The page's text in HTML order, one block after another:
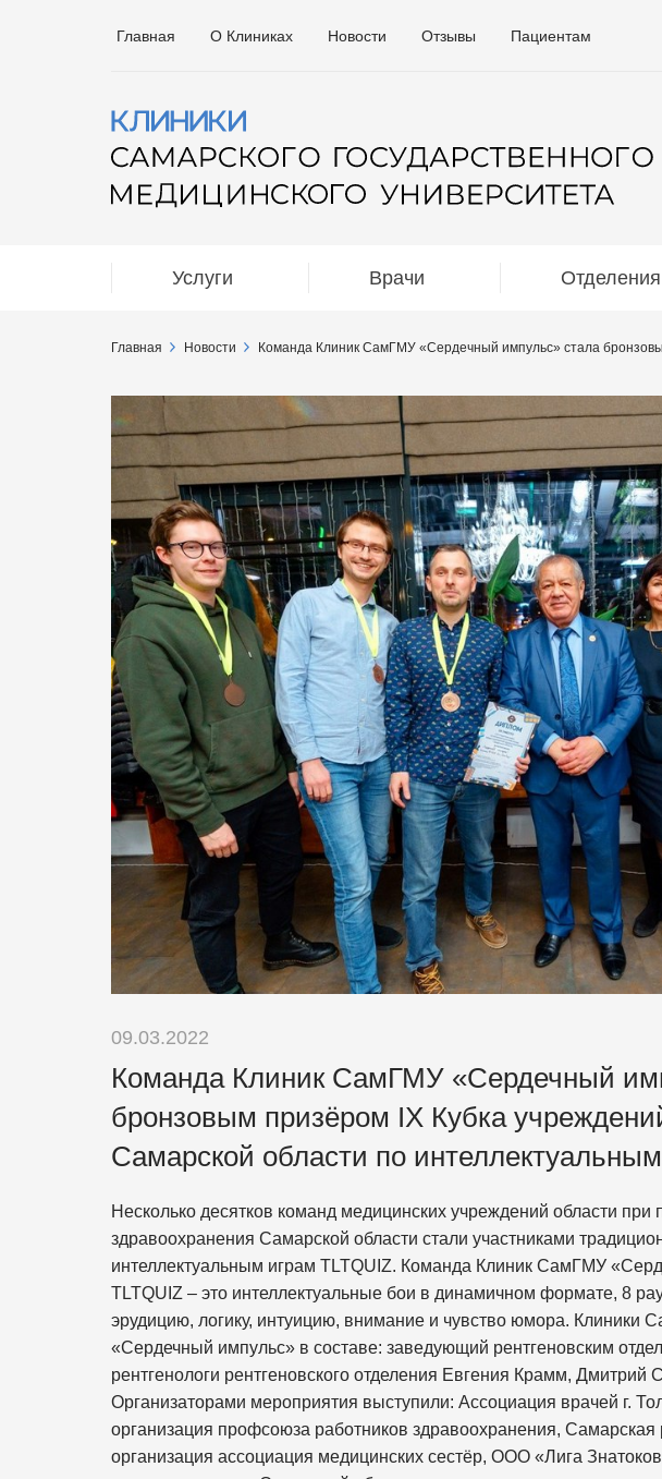
Главная О Клиниках Новости Отзывы Пациентам
Услуги Врачи Отделения
Главная Новости Команда Клиник СамГМУ «Сердечный импульс» стала
09.03.2022
Команда Клиник СамГМУ «Сердечный
бронзовым призёром IX Кубка
Самарской области по
Несколько десятков команд медицинских учреждений области при
здравоохранения Самарской области стали участниками
интеллектуальным играм TLTQUIZ. Команда Клиник СамГМУ
TLTQUIZ – это интеллектуальные бои в динамичном формате, 8
эрудицию, логику, интуицию, внимание и чувство юмора. Клиники
«Сердечный импульс» в составе: заведующий рентгеновским
рентгенологи рентгеновского отделения Евгения Крамм,
Организаторами мероприятия выступили: Ассоциация врачей г.
организация профсоюза работников здравоохранения,
организация ассоциация медицинских сестёр, ООО «Лига